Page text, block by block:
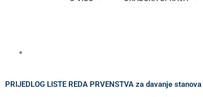
PRIJEDLOG LISTE REDA PRVENSTVA za davanje